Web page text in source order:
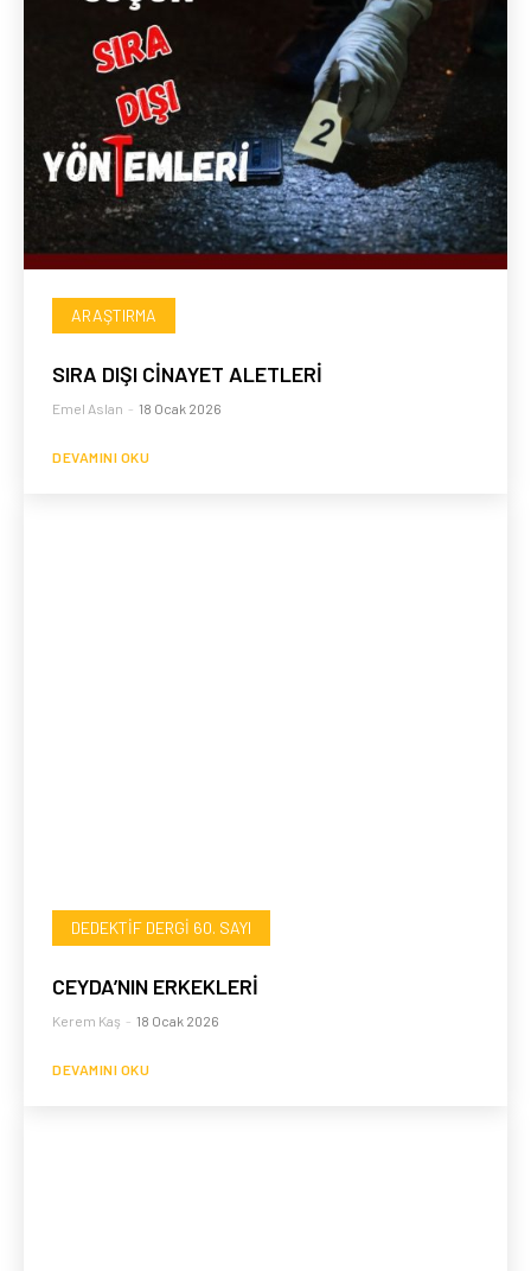
ARAŞTIRMA
SIRA DIŞI CİNAYET ALETLERİ
Emel Aslan - 18 Ocak 2026
DEVAMINI OKU
DEDEKTIF DERGI 60. SAYI
CEYDA’NIN ERKEKLERİ
Kerem Kaş - 18 Ocak 2026
DEVAMINI OKU